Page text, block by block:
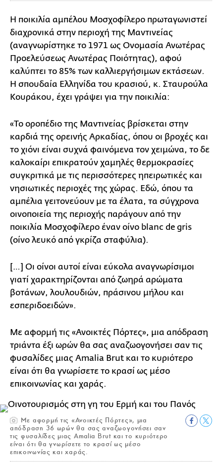
Η ποικιλία αμπέλου Μοσχοφίλερο πρωταγωνιστεί
διαχρονικά στην περιοχή της Μαντινείας
(αναγνωρίστηκε το 1971 ως Ονομασία Ανωτέρας
Προελεύσεως Ανωτέρας Ποιότητας), αφού
καλύπτει το 85% των καλλιεργήσιμων εκτάσεων.
Η σπουδαία Ελληνίδα του κρασιού, κ. Σταυρούλα
Κουράκου, έχει γράψει για την ποικιλία:
«Το οροπέδιο της Μαντινείας βρίσκεται στην
καρδιά της ορεινής Αρκαδίας, όπου οι βροχές και
το χιόνι είναι συχνά φαινόμενα τον χειμώνα, το δε
καλοκαίρι επικρατούν χαμηλές θερμοκρασίες
συγκριτικά με τις περισσότερες ηπειρωτικές και
νησιωτικές περιοχές της χώρας. Εδώ, όπου τα
αμπέλια γειτονεύουν με τα έλατα, τα σύγχρονα
οινοποιεία της περιοχής παράγουν από την
ποικιλία Μοσχοφίλερο έναν οίνο blanc de gris
(οίνο λευκό από γκρίζα σταφύλια).
[…] Οι οίνοι αυτοί είναι εύκολα αναγνωρίσιμοι
γιατί χαρακτηρίζονται από ζωηρά αρώματα
βοτάνων, λουλουδιών, πράσινου μήλου και
εσπεριδοειδών».
Με αφορμή τις «Ανοικτές Πόρτες», μια απόδραση
τριάντα έξι ωρών θα σας αναζωογονήσει σαν τις
φυσαλίδες μιας Amalia Brut και το κυριότερο
είναι ότι θα γνωρίσετε το κρασί ως μέσο
επικοινωνίας και χαράς.
Με αφορμή τις «Ανοικτές Πόρτες», μια
απόδραση 36 ωρών θα σας αναζωογονήσει σαν
τις φυσαλίδες μιας Amalia Brut και το κυριότερο
είναι ότι θα γνωρίσετε το κρασί ως μέσο
επικοινωνίας και χαράς.